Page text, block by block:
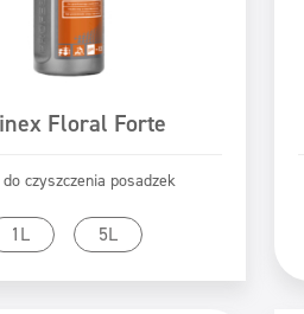
Floral Forte
do czyszczenia posadzek
1L 5L
do produktu